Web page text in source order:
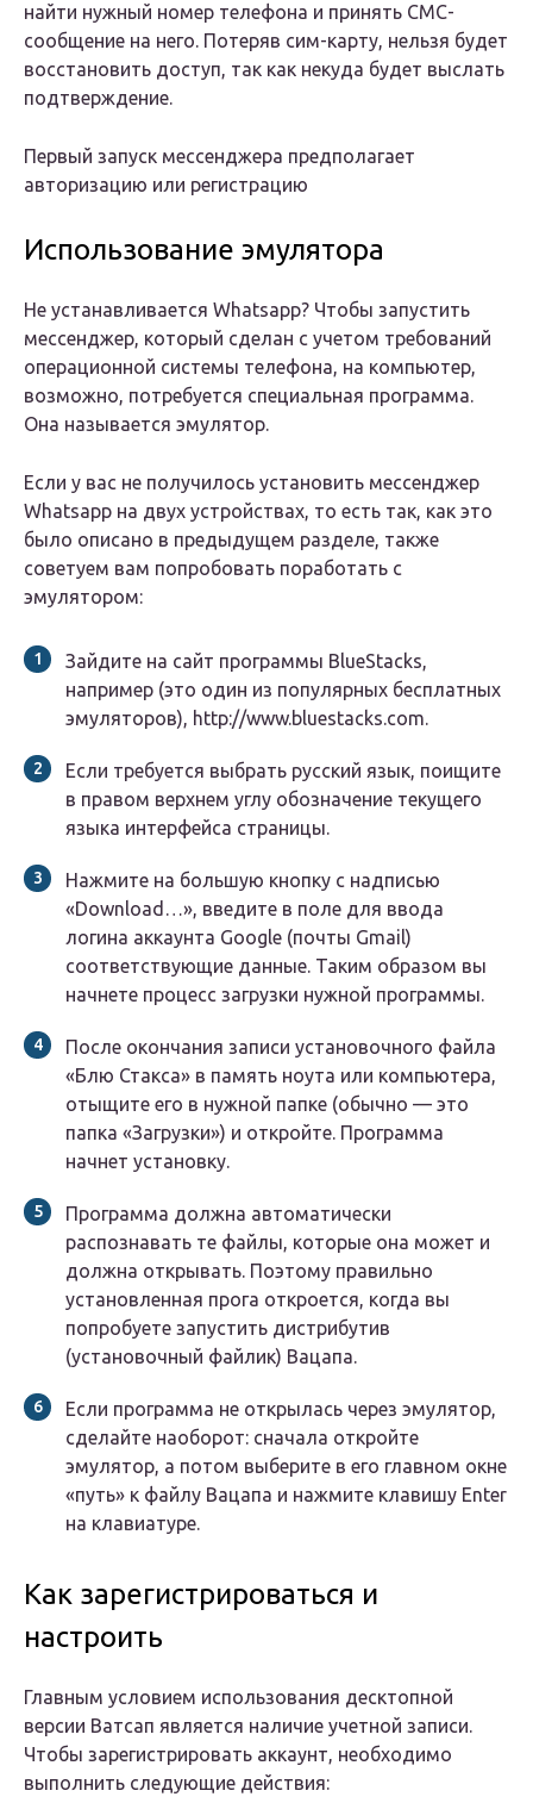
найти нужный номер телефона и принять СМС-
сообщение на него. Потеряв сим-карту, нельзя будет
восстановить доступ, так как некуда будет выслать
подтверждение.
Первый запуск мессенджера предполагает
авторизацию или регистрацию
Использование эмулятора
Не устанавливается Whatsapp? Чтобы запустить
мессенджер, который сделан с учетом требований
операционной системы телефона, на компьютер,
возможно, потребуется специальная программа.
Она называется эмулятор.
Если у вас не получилось установить мессенджер
Whatsapp на двух устройствах, то есть так, как это
было описано в предыдущем разделе, также
советуем вам попробовать поработать с
эмулятором:
Зайдите на сайт программы BlueStacks,
например (это один из популярных бесплатных
эмуляторов), http://www.bluestacks.com.
Если требуется выбрать русский язык, поищите
в правом верхнем углу обозначение текущего
языка интерфейса страницы.
Нажмите на большую кнопку с надписью
«Download…», введите в поле для ввода
логина аккаунта Google (почты Gmail)
соответствующие данные. Таким образом вы
начнете процесс загрузки нужной программы.
После окончания записи установочного файла
«Блю Стакса» в память ноута или компьютера,
отыщите его в нужной папке (обычно — это
папка «Загрузки») и откройте. Программа
начнет установку.
Программа должна автоматически
распознавать те файлы, которые она может и
должна открывать. Поэтому правильно
установленная прога откроется, когда вы
попробуете запустить дистрибутив
(установочный файлик) Вацапа.
Если программа не открылась через эмулятор,
сделайте наоборот: сначала откройте
эмулятор, а потом выберите в его главном окне
«путь» к файлу Вацапа и нажмите клавишу Enter
на клавиатуре.
Как зарегистрироваться и
настроить
Главным условием использования десктопной
версии Ватсап является наличие учетной записи.
Чтобы зарегистрировать аккаунт, необходимо
выполнить следующие действия: